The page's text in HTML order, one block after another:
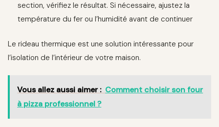
section, vérifiez le résultat. Si nécessaire, ajustez la
température du fer ou l’humidité avant de continuer
Le rideau thermique est une solution intéressante pour
l’isolation de l’intérieur de votre maison.
Vous allez aussi aimer : Comment choisir son four
à pizza professionnel ?